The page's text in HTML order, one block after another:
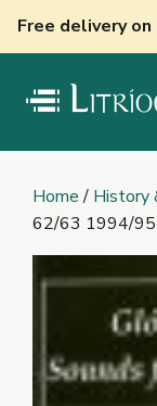
Free delivery
Home/ History
62/63 1994/95